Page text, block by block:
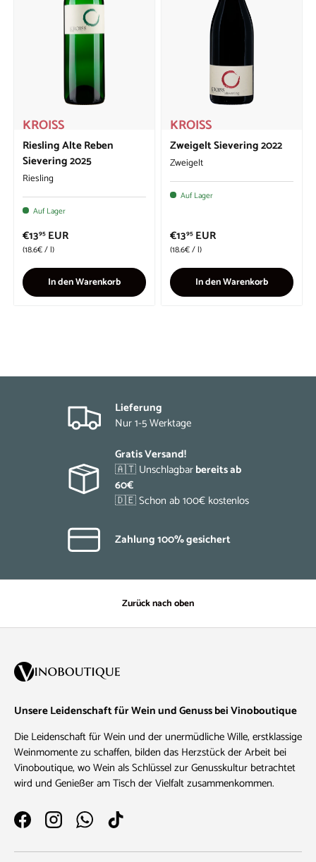
KROISS
Riesling Alte Reben
Sievering 2025
Riesling
Auf Lager
€1395 EUR
Grundpreis
18.6€/l
In den Warenkorb
KROISS
Zweigelt Sievering 2022
Zweigelt
Auf Lager
€1395 EUR
Grundpreis
18.6€/l
In den Warenkorb
Lieferung
Nur 1-5 Werktage
Gratis Versand!
🇦🇹 Unschlagbarbereits ab
60€
🇩🇪 Schon ab 100€ kostenlos
Zahlung 100% gesichert
Zurück nach oben
Unsere Leidenschaft für Wein und Genuss bei Vinoboutique
Die Leidenschaft für Wein und der unermüdliche Wille, erstklassige
Weinmomente zu schaffen, bilden das Herzstück der Arbeit bei
Vinoboutique, wo Wein als Schlüssel zur Genusskultur betrachtet
wird und Genießer am Tisch der Vielfalt zusammenkommen.
FacebookInstagramWhatsAppTikTok